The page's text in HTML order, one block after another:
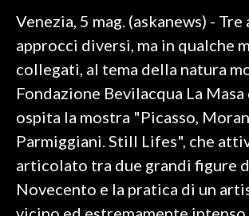
CALCIO REGIONALE
BASKET
VOLLEY
MOTORI
TENNIS
ALTRI SPORT
CULTURA
Venezia, 5 mag. (askanews) -
approcci diversi, ma in qualche
collegati, al tema della natura
Fondazione Bevilacqua La
ospita la mostra "Picasso,
Parmiggiani. Still Lifes", che
articolato tra due grandi figure
Novecento e la pratica di un